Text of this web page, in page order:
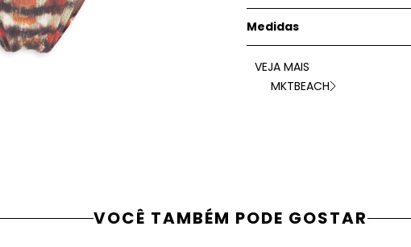
Medidas
VEJA MAIS
MKTBEACH
VOCÊ TAMBÉM PODE GOSTAR